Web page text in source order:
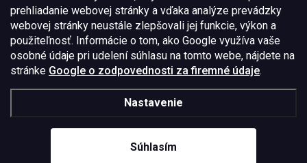
prehliadanie webovej stránky a vďaka analýze prevádzky
webovej stránky neustále zlepšovali jej funkcie, výkon a
použiteľnosť. Informácie o tom, ako Google využíva vaše
osobné údaje pri udelení súhlasu na tomto webe, nájdete na
stránke Google o zodpovednosti za firemné údaje.
Nastavenie
Súhlasím
Nakupujte na FOA bezpečne a bez obáv.
Vďaka protokolu HTTPS sú vaše citlivé
dáta v úplnom bezpečí.
© Copyright2026Westlogic Slovakia s.r.o.,
Gajova 4, Bratislava, 811 09